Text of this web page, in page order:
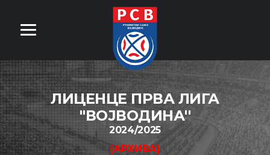
ЛИЦЕНЦЕ ПРВА ЛИГА
''ВОЈВОДИНА''
2024/2025
(АРХИВА)